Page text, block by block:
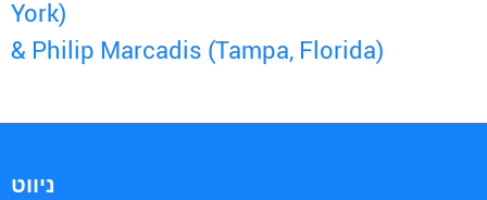
York)
& Philip Marcadis (Tampa, Florida)
ניווט